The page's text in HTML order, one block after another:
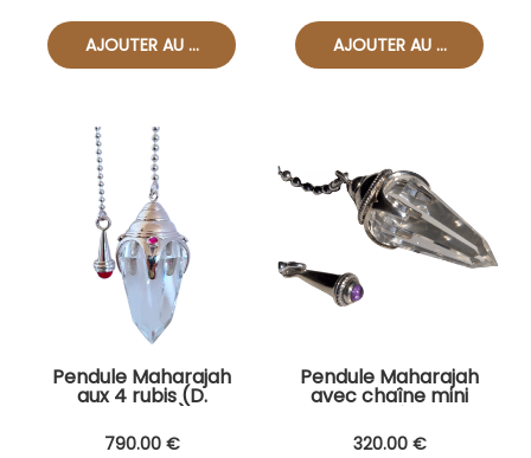
Pendule Maharajah
aux 4 rubis (D.
Coquelle)
790.00 €
Pendule Maharajah
avec chaîne mini
cône améthyste
(D.Coquelle)
320.00 €